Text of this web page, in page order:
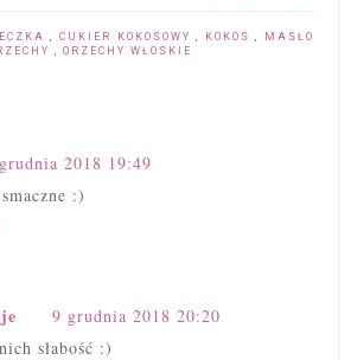
,CUKIER KOKOSOWY KOKOS
MASŁO
ORZECHY WŁOSKIE
2018 19:49
:)
9 grudnia 2018 20:20
słabość :)